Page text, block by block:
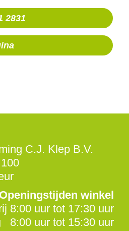
2831
C.J. Klep B.V.
Openingstijden winkel
8:00 uur tot 17:30 uur
8:00 uur tot 15:30 uur